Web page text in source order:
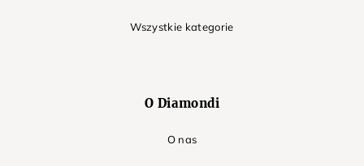
Wszystkie kategorie
O Diamondi
O nas